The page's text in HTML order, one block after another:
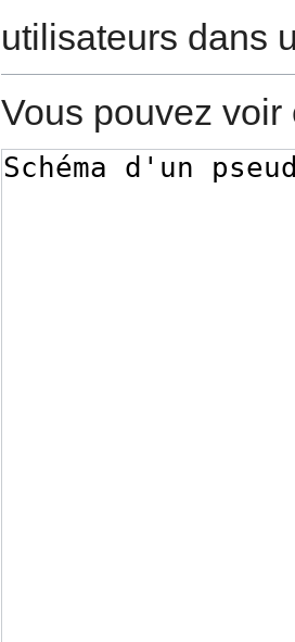
utilisateurs dans
Vous pouvez